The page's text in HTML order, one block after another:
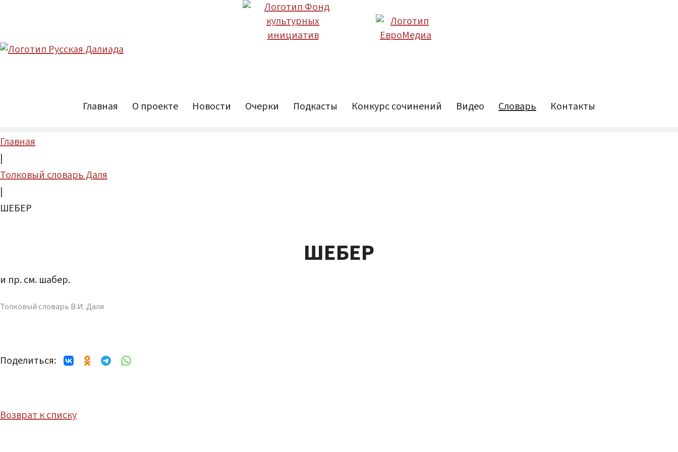
Главная О проекте Новости Очерки Подкасты Конкурс сочинений Видео Словарь Контакты
Главная
|
Толковый словарь Даля
|
ШЕБЕР
ШЕБЕР
и пр. см. шабер.
Толковый словарь В.И. Даля
Поделиться:
Возврат к списку